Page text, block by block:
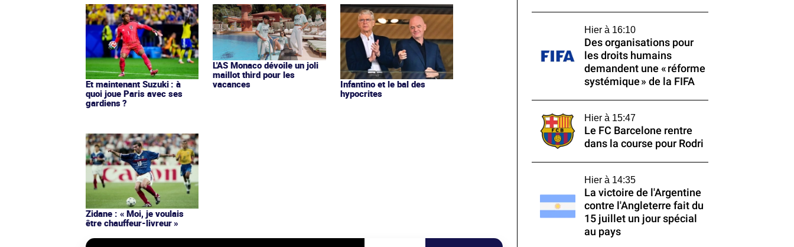
Et maintenant Suzuki : à
quoi joue Paris avec ses
gardiens ?
L'AS Monaco dévoile un joli
maillot third pour les
vacances
Infantino et le bal des
hypocrites
Zidane : « Moi, je voulais
être chauffeur-livreur »
Hier à 16:10
Des organisations pour
les droits humains
demandent une « réforme
systémique » de la FIFA
Hier à 15:47
Le FC Barcelone rentre
dans la course pour Rodri
Hier à 14:35
La victoire de l'Argentine
contre l'Angleterre fait du
15 juillet un jour spécial
au pays